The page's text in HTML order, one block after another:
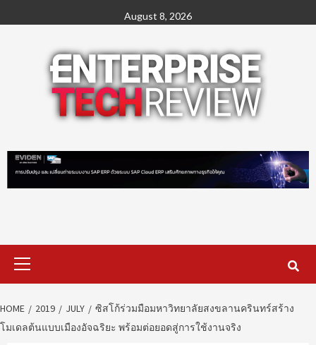
to
August 8, 2026
Primary
Menu
HOME 2019 JULY
ซิสโก้ร่วมมือมหาวิทยาลัยสงขลานครินทร์สร้าง
โมเดลต้นแบบเมืองอัจฉริยะ พร้อมต่อยอดสู่การใช้งานจริง